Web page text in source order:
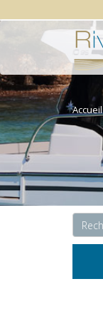
Accueil